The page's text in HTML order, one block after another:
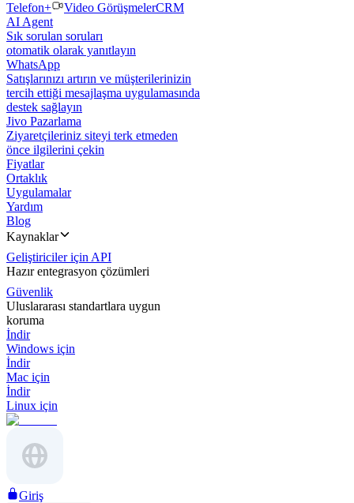
Telefon+
Video GörüşmelerCRM
AI Agent
Sık sorulan soruları
otomatik olarak yanıtlayın
WhatsApp
Satışlarınızı artırın ve müşterilerinizin
tercih ettiği mesajlaşma uygulamasında
destek sağlayın
Jivo Pazarlama
Ziyaretçileriniz siteyi terk etmeden
önce ilgilerini çekin
Fiyatlar
Ortaklık
Uygulamalar
Yardım
Blog
Kaynaklar
Geliştiriciler için API
Hazır entegrasyon çözümleri
Güvenlik
Uluslararası standartlara uygun
koruma
İndir
Windows için
İndir
Mac için
İndir
Linux için
Giriş